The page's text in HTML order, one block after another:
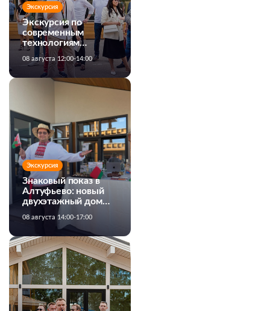
Экскурсия
Экскурсия по
современным
технологиям
строительства
загородных домов
08 августа 12:00-14:00
Экскурсия
Знаковый показ в
Алтуфьево: новый
двухэтажный дом
MiTek от Белхаус
08 августа 14:00-17:00